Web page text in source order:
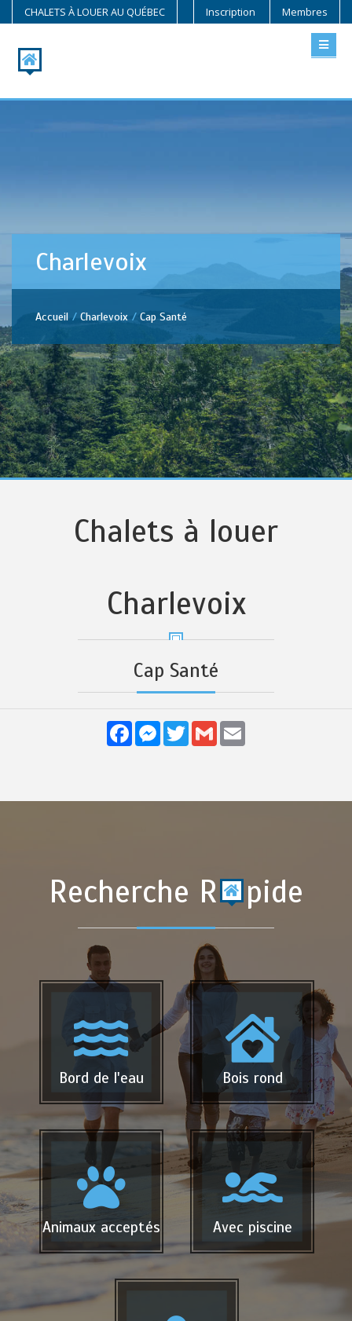
CHALETS À LOUER AU QUÉBEC Inscription Membres
Charlevoix
Accueil Charlevoix Cap Santé
Chalets à louer
Charlevoix
Cap Santé
FacebookMessenger
TwitterGmail
Recherche R pide
Bord de l'eau Bois rond
Animaux acceptés Avec piscine